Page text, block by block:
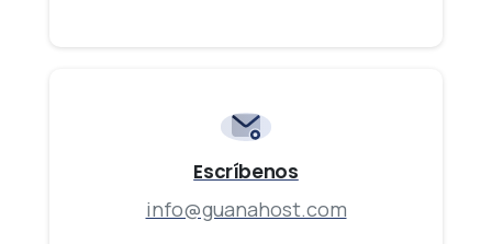
Escríbenos
info@guanahost.com